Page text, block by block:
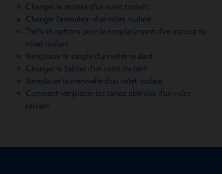
Changer le moteur d’un volet roulant
Changer l’enrouleur d’un volet roulant
Tarifs et options pour le remplacement d’un moteur de
volet roulant
Remplacer la sangle d’un volet roulant
Changer le tablier d’un volet roulant
Remplacer la manivelle d’un volet roulant
Comment remplacer les lames abîmées d’un volet
roulant